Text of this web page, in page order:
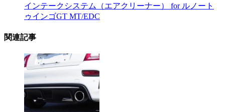
インテークシステム（エアクリーナー） for ルノート
ゥインゴGT MT/EDC
関連記事